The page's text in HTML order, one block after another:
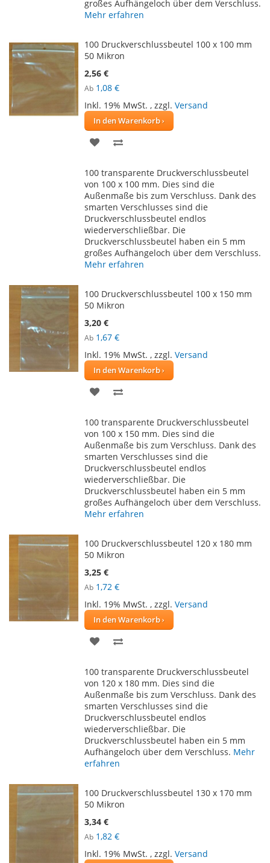
großes Aufhängeloch über dem Verschluss.
Mehr erfahren
100 Druckverschlussbeutel 100 x 100 mm
50 Mikron
2,56 €
Ab 1,08 €
Inkl. 19% MwSt. , zzgl. Versand
In den Warenkorb
ZUR
HINZUFÜGEN
HINZUFÜGEN
100 transparente Druckverschlussbeutel
von 100 x 100 mm. Dies sind die
Außenmaße bis zum Verschluss. Dank des
smarten Verschlusses sind die
Druckverschlussbeutel endlos
wiederverschließbar. Die
Druckverschlussbeutel haben ein 5 mm
großes Aufhängeloch über dem Verschluss.
Mehr erfahren
100 Druckverschlussbeutel 100 x 150 mm
50 Mikron
3,20 €
Ab 1,67 €
Inkl. 19% MwSt. , zzgl. Versand
In den Warenkorb
ZUR
HINZUFÜGEN
HINZUFÜGEN
100 transparente Druckverschlussbeutel
von 100 x 150 mm. Dies sind die
Außenmaße bis zum Verschluss. Dank des
smarten Verschlusses sind die
Druckverschlussbeutel endlos
wiederverschließbar. Die
Druckverschlussbeutel haben ein 5 mm
großes Aufhängeloch über dem Verschluss.
Mehr erfahren
100 Druckverschlussbeutel 120 x 180 mm
50 Mikron
3,25 €
Ab 1,72 €
Inkl. 19% MwSt. , zzgl. Versand
In den Warenkorb
ZUR
HINZUFÜGEN
HINZUFÜGEN
100 transparente Druckverschlussbeutel
von 120 x 180 mm. Dies sind die
Außenmaße bis zum Verschluss. Dank des
smarten Verschlusses sind die
Druckverschlussbeutel endlos
wiederverschließbar. Die
Druckverschlussbeutel haben ein 5 mm
Aufhängeloch über dem Verschluss. Mehr
erfahren
100 Druckverschlussbeutel 130 x 170 mm
50 Mikron
3,34 €
Ab 1,82 €
Inkl. 19% MwSt. , zzgl. Versand